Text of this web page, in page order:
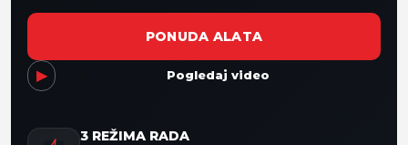
PONUDA ALATA
▶ Pogledaj video
3 REŽIMA RADA